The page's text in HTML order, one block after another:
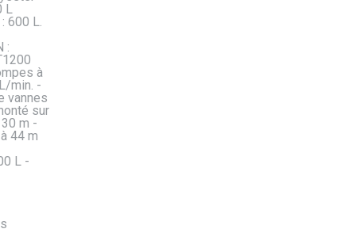
L
600 L.
:
à
min. -
vannes
sur
m -
44 m
L -